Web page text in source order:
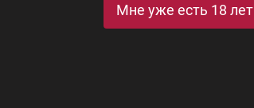
Мне уже есть 18 лет